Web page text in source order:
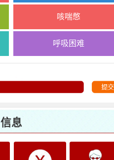
咳喘憋
呼吸困难
息